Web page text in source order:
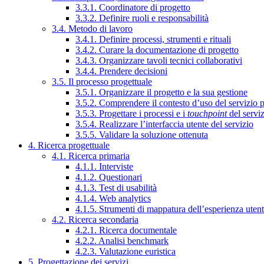
3.3.1. Coordinatore di progetto
3.3.2. Definire ruoli e responsabilità
3.4. Metodo di lavoro
3.4.1. Definire processi, strumenti e rituali
3.4.2. Curare la documentazione di progetto
3.4.3. Organizzare tavoli tecnici collaborativi
3.4.4. Prendere decisioni
3.5. Il processo progettuale
3.5.1. Organizzare il progetto e la sua gestione
3.5.2. Comprendere il contesto d’uso del servizio
3.5.3. Progettare i processi e i touchpointdel
3.5.4. Realizzare l’interfaccia utente del servizio
3.5.5. Validare la soluzione ottenuta
4. Ricerca progettuale
4.1. Ricerca primaria
4.1.1. Interviste
4.1.2. Questionari
4.1.3. Test di usabilità
4.1.4. Web analytics
4.1.5. Strumenti di mappatura dell’esperienza
4.2. Ricerca secondaria
4.2.1. Ricerca documentale
4.2.2. Analisi benchmark
4.2.3. Valutazione euristica
5. Progettazione dei servizi